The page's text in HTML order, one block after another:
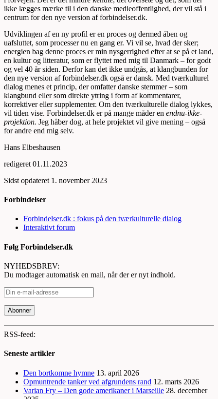
ikke lægges mærke til i den danske medieoffentlighed, der vil stå i
centrum for den nye version af forbindelser.dk.
Udviklingen af en ny profil er en proces og dermed åben og
uafsluttet, som processer nu en gang er. Vi vil se, hvad der sker;
energien bag denne proces er min nysgerrighed efter at se på et land,
en kultur og litteratur, som er flyttet med mig til Danmark – for godt
og vel 40 år siden. Derfor kan det ikke undgås, at klangbunden for
den nye version af forbindelser.dk også er dansk. Med tværkulturel
dialog menes et princip, der omfatter danske stemmer – som
klangbund eller som direkte ytring i form af kommentarer,
korrektiver eller supplementer. Om den tværkulturelle dialog lykkes,
vil tiden vise. Forbindelser.dk er på mange måder en endnu-ikke-
projektion. Jeg håber dog, at hele projektet vil give mening – også
for andre end mig selv.
Hans Elbeshausen
redigeret 01.11.2023
Sidst opdateret 1. november 2023
Forbindelser
Forbindelser.dk : fokus på den tværkulturelle dialog
Interaktivt forum
Følg Forbindelser.dk
NYHEDSBREV:
Du modtager automatisk en mail, når der er nyt indhold.
RSS-feed:
Seneste artikler
Den bortkomne hymne 13. april 2026
Opmuntrende tanker ved afgrundens rand 12. marts 2026
Varian Fry – Den gode amerikaner i Marseille 28. december